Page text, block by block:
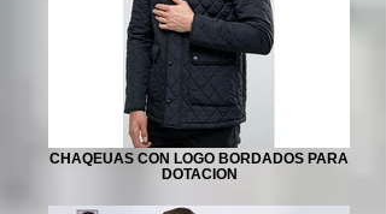
CHAQEUAS CON LOGO BORDADOS PARA
DOTACION